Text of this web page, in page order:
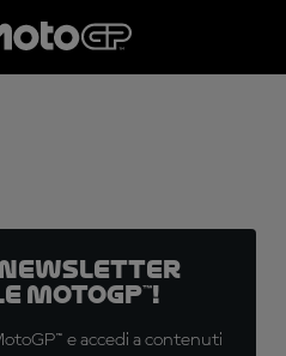
newsletter
e accedi a contenuti